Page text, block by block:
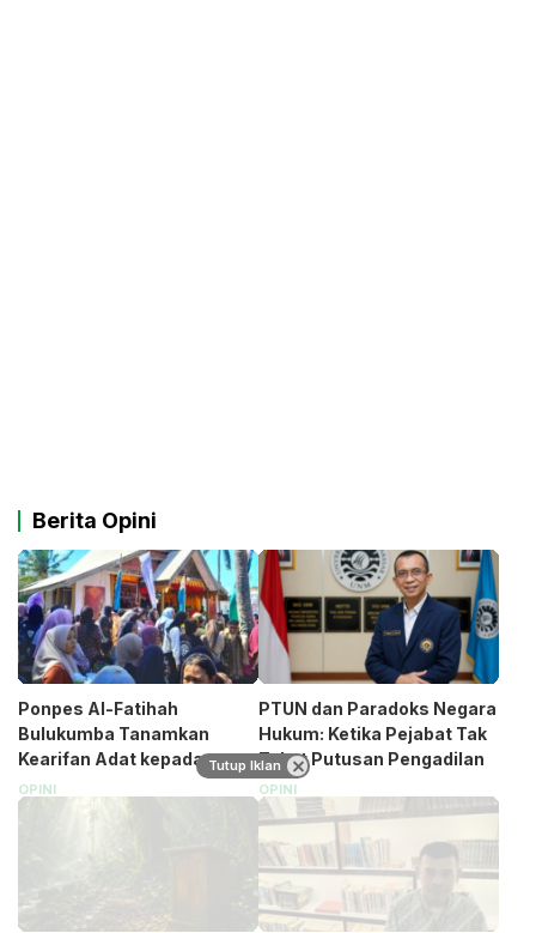
Berita Opini
Ponpes Al-Fatihah
Bulukumba Tanamkan
Kearifan Adat kepada
Santri (Bagian 1)
OPINI
PTUN dan Paradoks Negara
Hukum: Ketika Pejabat Tak
Takut Putusan Pengadilan
OPINI
Tutup Iklan